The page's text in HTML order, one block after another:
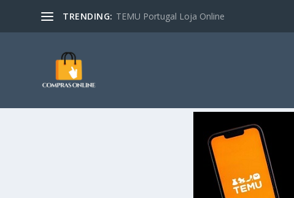
TRENDING: TEMU Portugal Loja Online